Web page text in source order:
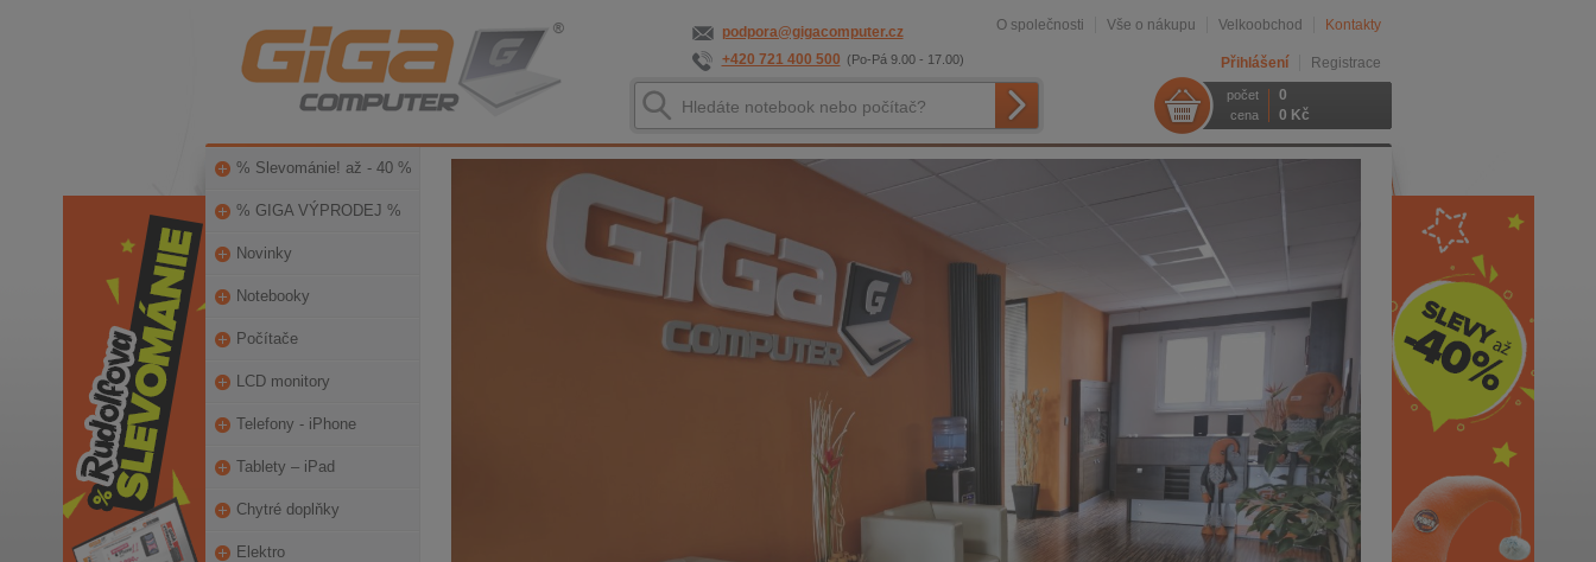
podpora@gigacomputer.cz
+420 721 400 500 (Po-Pá 9.00 - 17.00)
O společnosti Vše o nákupu Velkoobchod Kontakty
Přihlášení Registrace
počet 0
cena 0 Kč
% Slevománie! až - 40 %
% GIGA VÝPRODEJ %
Novinky
Notebooky
Počítače
LCD monitory
Telefony - iPhone
Tablety – iPad
Chytré doplňky
Elektro